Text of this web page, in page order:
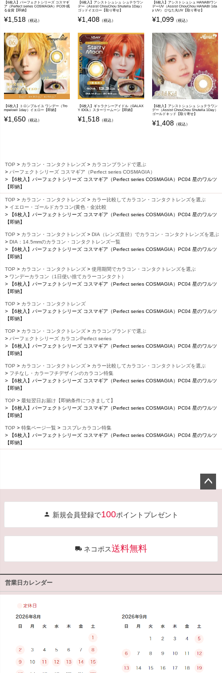
【6枚入】パーフェクトシリーズ コスマギ
ア（Perfect series COSMAGIA）PC09 眠
る金貨【即納】
¥1,518 （税込）
【6枚入】アシストシュシュ シュテラワン
デー（Assist ChouChou Shutella 1Day）
ゴッドイエロー【取り寄せ】
¥1,408 （税込）
【6枚入】アシストシュシュ HANABIワン
デーUV（Assist ChouChou HANABI 1da
y UV） ひなた丸UV【取り寄せ】
¥1,099（税込）
【6枚入】トロンプルイユ ワンデー（Tro
mpeloeil 1day）イエロー【即納】
¥1,650 （税込）
【6枚入】ギャラクシーアイドル（GALAX
Y IDOL）スターリームーン【即納】
¥1,518 （税込）
【6枚入】アシストシュシュ シュテラワン
デー（Assist ChouChou Shutella 1Day）
ゴールドキッド【取り寄せ】
¥1,408（税込）
TOP カラコン・コンタクトレンズ
カラコンブランドで選ぶ
パーフェクトシリーズ コスマギア（Perfect series COSMAGIA）
【6枚入】パーフェクトシリーズ コスマギア（Perfect series COSMAGIA）PC04 星のワルツ
【即納】
TOP カラコン・コンタクトレンズ
カラー比較してカラコン・コンタクトレンズを選ぶ
イエロー・ゴールドカラコン(黄色・金)比較
【6枚入】パーフェクトシリーズ コスマギア（Perfect series COSMAGIA）PC04 星のワルツ
【即納】
TOP カラコン・コンタクトレンズ
DIA（レンズ直径）でカラコン・コンタクトレンズを選ぶ
DIA：14.5mmのカラコン・コンタクトレンズ一覧
【6枚入】パーフェクトシリーズ コスマギア（Perfect series COSMAGIA）PC04 星のワルツ
【即納】
TOP カラコン・コンタクトレンズ
使用期間でカラコン・コンタクトレンズを選ぶ
ワンデーカラコン（1日使い捨てカラーコンタクト）
【6枚入】パーフェクトシリーズ コスマギア（Perfect series COSMAGIA）PC04 星のワルツ
【即納】
TOP
カラコン・コンタクトレンズ
【6枚入】パーフェクトシリーズ コスマギア（Perfect series COSMAGIA）PC04 星のワルツ
【即納】
TOP カラコン・コンタクトレンズ
カラコンブランドで選ぶ
パーフェクトシリーズ カラコンPerfect series
【6枚入】パーフェクトシリーズ コスマギア（Perfect series COSMAGIA）PC04 星のワルツ
【即納】
TOP カラコン・コンタクトレンズ
カラー比較してカラコン・コンタクトレンズを選ぶ
フチなし・カラーフチデザインのカラコン特集
【6枚入】パーフェクトシリーズ コスマギア（Perfect series COSMAGIA）PC04 星のワルツ
【即納】
TOP
最短翌日お届け【即納条件につきまして】
【6枚入】パーフェクトシリーズ コスマギア（Perfect series COSMAGIA）PC04 星のワルツ
【即納】
TOP 特集ページ一覧
コスプレカラコン特集
【6枚入】パーフェクトシリーズ コスマギア（Perfect series COSMAGIA）PC04 星のワルツ
【即納】
へ
新規会員登録で100ポイントプレゼント
ネコポス送料無料
営業日カレンダー